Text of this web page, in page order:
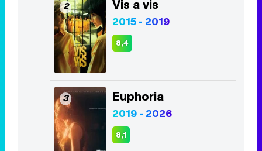
2 Vis a vis
2015 - 2019
8,4
3 Euphoria
2019 - 2026
8,1